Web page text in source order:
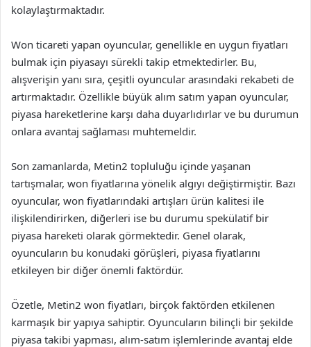
kolaylaştırmaktadır.
Won ticareti yapan oyuncular, genellikle en uygun fiyatları
bulmak için piyasayı sürekli takip etmektedirler. Bu,
alışverişin yanı sıra, çeşitli oyuncular arasındaki rekabeti de
artırmaktadır. Özellikle büyük alım satım yapan oyuncular,
piyasa hareketlerine karşı daha duyarlıdırlar ve bu durumun
onlara avantaj sağlaması muhtemeldir.
Son zamanlarda, Metin2 topluluğu içinde yaşanan
tartışmalar, won fiyatlarına yönelik algıyı değiştirmiştir. Bazı
oyuncular, won fiyatlarındaki artışları ürün kalitesi ile
ilişkilendirirken, diğerleri ise bu durumu spekülatif bir
piyasa hareketi olarak görmektedir. Genel olarak,
oyuncuların bu konudaki görüşleri, piyasa fiyatlarını
etkileyen bir diğer önemli faktördür.
Özetle, Metin2 won fiyatları, birçok faktörden etkilenen
karmaşık bir yapıya sahiptir. Oyuncuların bilinçli bir şekilde
piyasa takibi yapması, alım-satım işlemlerinde avantaj elde